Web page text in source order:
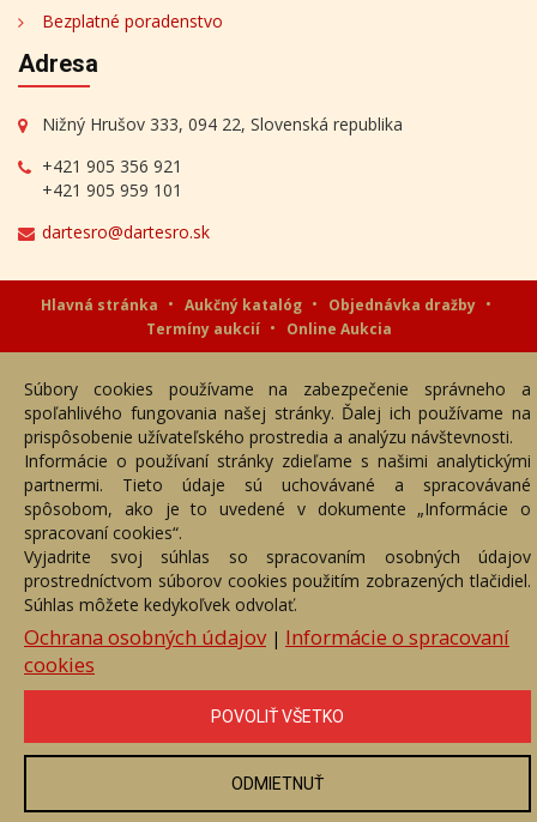
Bezplatné poradenstvo
Adresa
Nižný Hrušov 333, 094 22, Slovenská republika
+421 905 356 921
+421 905 959 101
dartesro@dartesro.sk
Hlavná stránka Aukčný katalóg
Objednávka dražby
Termíny aukcií
Online Aukcia
Akékoľvek používanie obrazových a textových súčastí tejto stránky je
podmienené výslovným súhlasom jej vlastníka. Všetky práva sú
vyhradené.
Súbory cookies používame na zabezpečenie správneho a
spoľahlivého fungovania našej stránky. Ďalej ich používame na
prispôsobenie užívateľského prostredia a analýzu návštevnosti.
Informácie o používaní stránky zdieľame s našimi analytickými
partnermi. Tieto údaje sú uchovávané a spracovávané
spôsobom, ako je to uvedené v dokumente „Informácie o
spracovaní cookies“.
Vyjadrite svoj súhlas so spracovaním osobných údajov
prostredníctvom súborov cookies použitím zobrazených tlačidiel.
Súhlas môžete kedykoľvek odvolať.
Ochrana osobných údajov| Informácie o spracovaní
cookies
POVOLIŤ VŠETKO
ODMIETNUŤ